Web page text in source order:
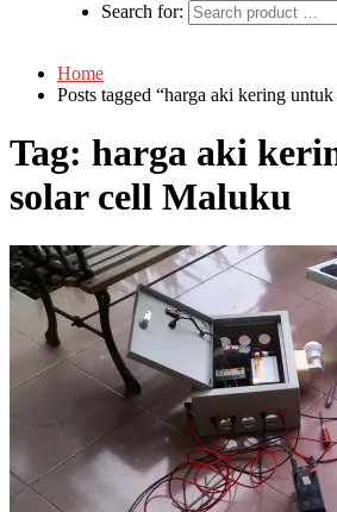
Search for:
Home
Posts tagged “harga aki kering
Tag: harga aki
solar cell Maluku